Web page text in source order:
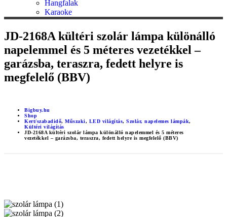
Hangfalak
Karaoke
JD-2168A kültéri szolár lámpa különálló
napelemmel és 5 méteres vezetékkel –
garázsba, teraszra, fedett helyre is
megfelelő (BBV)
Bigbuy.hu
Shop
Kert/szabadidő, Műszaki, LED világítás, Szolár, napelemes lámpák,
Kültéri világítás
JD-2168A kültéri szolár lámpa különálló napelemmel és 5 méteres
vezetékkel – garázsba, teraszra, fedett helyre is megfelelő (BBV)